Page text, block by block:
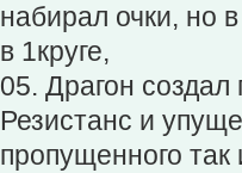
набирал очки, но
в 1круге,
05. Драгон
Резистанс и
пропущенного